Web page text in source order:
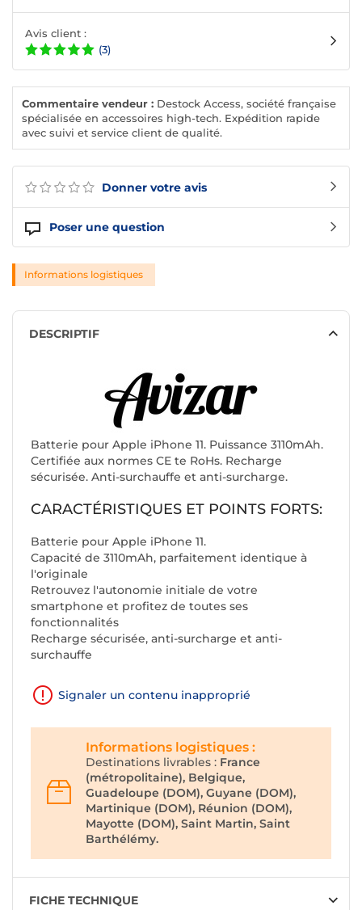
Donner votre avis
Poser une question
Avis client :
(3)
Commentaire vendeur : Destock Access, société française
spécialisée en accessoires high-tech. Expédition rapide
avec suivi et service client de qualité.
Informations logistiques
DESCRIPTIF
Batterie pour Apple iPhone 11. Puissance 3110mAh.
Certifiée aux normes CE te RoHs. Recharge
sécurisée. Anti-surchauffe et anti-surcharge.
CARACTÉRISTIQUES ET POINTS FORTS:
Batterie pour Apple iPhone 11.
Capacité de 3110mAh, parfaitement identique à
l'originale
Retrouvez l'autonomie initiale de votre
smartphone et profitez de toutes ses
fonctionnalités
Recharge sécurisée, anti-surcharge et anti-
surchauffe
Signaler un contenu inapproprié
Informations logistiques :
Destinations livrables : France
(métropolitaine), Belgique,
Guadeloupe (DOM), Guyane (DOM),
Martinique (DOM), Réunion (DOM),
Mayotte (DOM), Saint Martin, Saint
Barthélémy.
FICHE TECHNIQUE